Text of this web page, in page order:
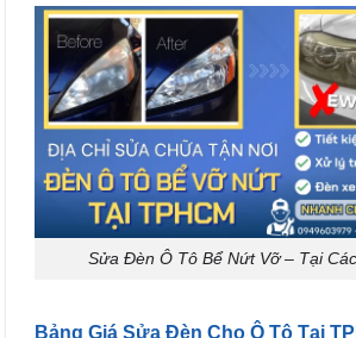
Sửa Đèn Ô Tô Bể Nứt Vỡ – Tại
Bảng Giá Sửa Đèn Cho Ô Tô Tại